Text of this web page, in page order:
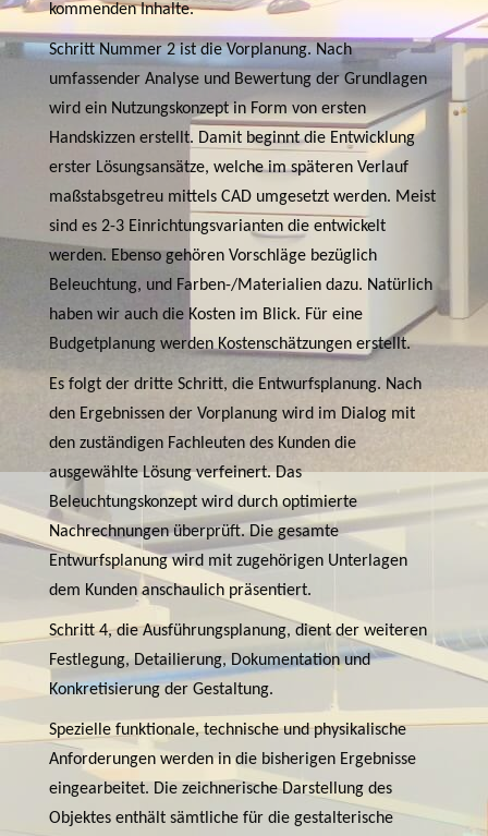
kommenden Inhalte.
Schritt Nummer 2 ist die Vorplanung. Nach
umfassender Analyse und Bewertung der Grundlagen
wird ein Nutzungskonzept in Form von ersten
Handskizzen erstellt. Damit beginnt die Entwicklung
erster Lösungsansätze, welche im späteren Verlauf
maßstabsgetreu mittels CAD umgesetzt werden. Meist
sind es 2-3 Einrichtungsvarianten die entwickelt
werden. Ebenso gehören Vorschläge bezüglich
Beleuchtung, und Farben-/Materialien dazu. Natürlich
haben wir auch die Kosten im Blick. Für eine
Budgetplanung werden Kostenschätzungen erstellt.
Es folgt der dritte Schritt, die Entwurfsplanung. Nach
den Ergebnissen der Vorplanung wird im Dialog mit
den zuständigen Fachleuten des Kunden die
ausgewählte Lösung verfeinert. Das
Beleuchtungskonzept wird durch optimierte
Nachrechnungen überprüft. Die gesamte
Entwurfsplanung wird mit zugehörigen Unterlagen
dem Kunden anschaulich präsentiert.
Schritt 4, die Ausführungsplanung, dient der weiteren
Festlegung, Detailierung, Dokumentation und
Konkretisierung der Gestaltung.
Spezielle funktionale, technische und physikalische
Anforderungen werden in die bisherigen Ergebnisse
eingearbeitet. Die zeichnerische Darstellung des
Objektes enthält sämtliche für die gestalterische